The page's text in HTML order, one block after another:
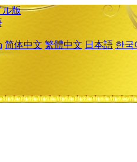
ル版
简体中文 繁體中文 日本語 한국